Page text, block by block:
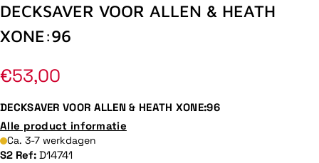
DECKSAVER VOOR ALLEN & HEATH
XONE:96
Normale
prijs
€53,00
DECKSAVER VOOR ALLEN & HEATH XONE:96
Alle product informatie
Ca. 3-7 werkdagen
S2 Ref: D14741